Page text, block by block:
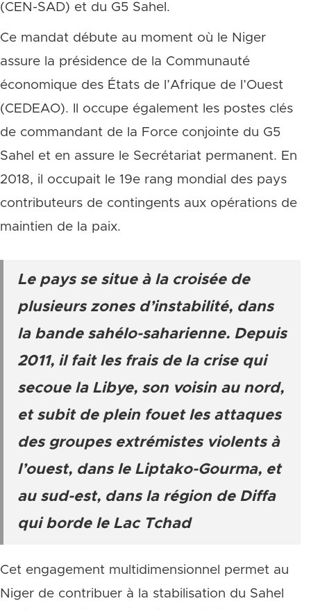
(CEN-SAD) et du G5 Sahel.
Ce mandat débute au moment où le Niger
assure la présidence de la Communauté
économique des États de l’Afrique de l’Ouest
(CEDEAO). Il occupe également les postes clés
de commandant de la Force conjointe du G5
Sahel et en assure le Secrétariat permanent. En
2018, il occupait le 19e rang mondial des pays
contributeurs de contingents aux opérations de
maintien de la paix.
Le pays se situe à la croisée de
plusieurs zones d’instabilité, dans
la bande sahélo-saharienne. Depuis
2011, il fait les frais de la crise qui
secoue la Libye, son voisin au nord,
et subit de plein fouet les attaques
des groupes extrémistes violents à
l’ouest, dans le Liptako-Gourma, et
au sud-est, dans la région de Diffa
qui borde le Lac Tchad
Cet engagement multidimensionnel permet au
Niger de contribuer à la stabilisation du Sahel